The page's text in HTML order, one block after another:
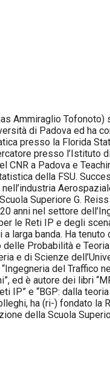
Ammiraglio Tofonoto)
di Padova ed ha
presso la Florida
presso l’Istituto
CNR a Padova e
della FSU.
Superiore G.
anni nel settore
le Reti IP e degli
larga banda. Ha
delle Probabilità e
e di Scienze
del Traffico
ed è autore dei libri
IP” e “BGP: dalla
ha (ri-) fondato la
della Scuola